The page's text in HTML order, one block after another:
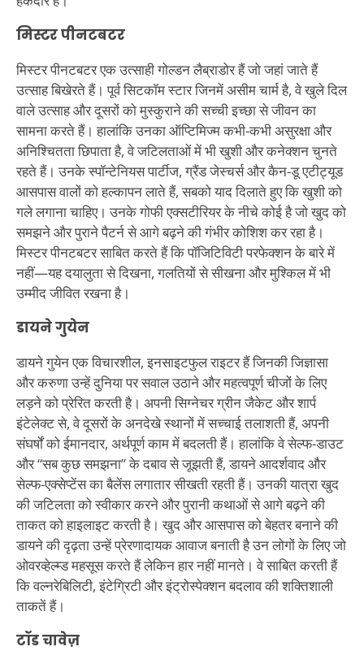
मिस्टर पीनटबटर
मिस्टर पीनटबटर एक उत्साही गोल्डन लैब्राडोर हैं जो जहां जाते हैं
उत्साह बिखेरते हैं। पूर्व सिटकॉम स्टार जिनमें असीम चार्म है, वे खुले दिल
वाले उत्साह और दूसरों को मुस्कुराने की सच्ची इच्छा से जीवन का
सामना करते हैं। हालांकि उनका ऑप्टिमिज्म कभी-कभी असुरक्षा और
अनिश्चितता छिपाता है, वे जटिलताओं में भी खुशी और कनेक्शन चुनते
रहते हैं। उनके स्पॉन्टेनियस पार्टीज, ग्रैंड जेस्चर्स और कैन-डू एटीट्यूड
आसपास वालों को हल्कापन लाते हैं, सबको याद दिलाते हुए कि खुशी को
गले लगाना चाहिए। उनके गोफी एक्सटीरियर के नीचे कोई है जो खुद को
समझने और पुराने पैटर्न से आगे बढ़ने की गंभीर कोशिश कर रहा है।
मिस्टर पीनटबटर साबित करते हैं कि पॉजिटिविटी परफेक्शन के बारे में
नहीं—यह दयालुता से दिखना, गलतियों से सीखना और मुश्किल में भी
उम्मीद जीवित रखना है।
डायने गुयेन
डायने गुयेन एक विचारशील, इनसाइटफुल राइटर हैं जिनकी जिज्ञासा
और करुणा उन्हें दुनिया पर सवाल उठाने और महत्वपूर्ण चीजों के लिए
लड़ने को प्रेरित करती है। अपनी सिग्नेचर ग्रीन जैकेट और शार्प
इंटेलेक्ट से, वे दूसरों के अनदेखे स्थानों में सच्चाई तलाशती हैं, अपनी
संघर्षों को ईमानदार, अर्थपूर्ण काम में बदलती हैं। हालांकि वे सेल्फ-डाउट
और “सब कुछ समझना” के दबाव से जूझती हैं, डायने आदर्शवाद और
सेल्फ-एक्सेप्टेंस का बैलेंस लगातार सीखती रहती हैं। उनकी यात्रा खुद
की जटिलता को स्वीकार करने और पुरानी कथाओं से आगे बढ़ने की
ताकत को हाइलाइट करती है। खुद और आसपास को बेहतर बनाने की
डायने की दृढ़ता उन्हें प्रेरणादायक आवाज बनाती है उन लोगों के लिए जो
ओवरव्हेल्म्ड महसूस करते हैं लेकिन हार नहीं मानते। वे साबित करती हैं
कि वल्नरेबिलिटी, इंटेग्रिटी और इंट्रोस्पेक्शन बदलाव की शक्तिशाली
ताकतें हैं।
टॉड चावेज़